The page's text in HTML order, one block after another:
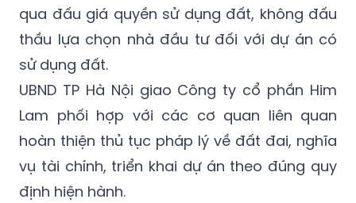
qua đấu giá quyền sử dụng đất, không đấu
thầu lựa chọn nhà đầu tư đối với dự án có
sử dụng đất.
UBND TP Hà Nội giao Công ty cổ phần Him
Lam phối hợp với các cơ quan liên quan
hoàn thiện thủ tục pháp lý về đất đai, nghĩa
vụ tài chính, triển khai dự án theo đúng quy
định hiện hành.